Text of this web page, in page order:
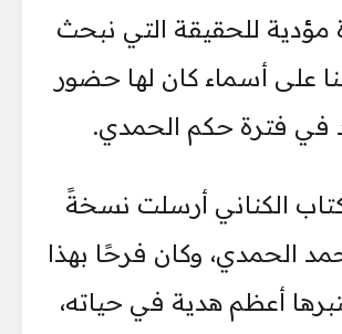
مؤدية للحقيقة التي نبحث
على أسماء كان لها حضور
في فترة حكم الحمدي.
الكناني أرسلت نسخةً
الحمدي، وكان فرحًا بهذا
أعظم هدية في حياته،